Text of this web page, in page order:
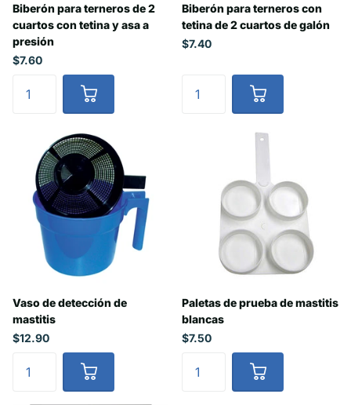
Biberón para terneros de 2
cuartos con tetina y asa a
presión
$7.60
Biberón para terneros con
tetina de 2 cuartos de galón
$7.40
Vaso de detección de
mastitis
$12.90
Paletas de prueba de mastitis
blancas
$7.50